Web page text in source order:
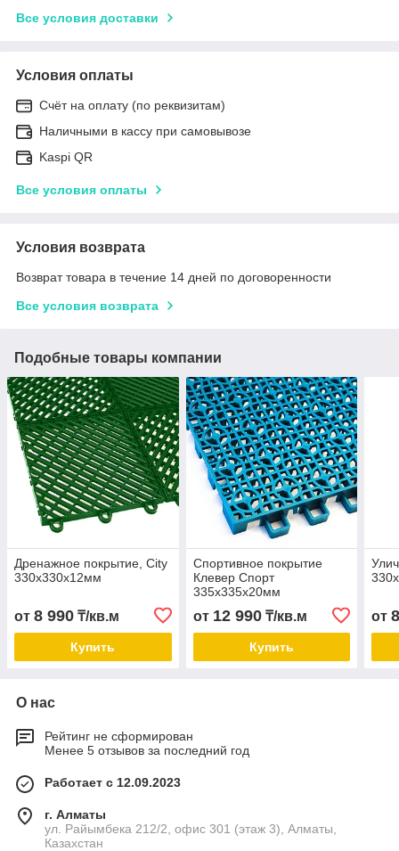
Все условия доставки
Условия оплаты
Счёт на оплату (по реквизитам)
Наличными в кассу при самовывозе
Kaspi QR
Все условия оплаты
Условия возврата
Возврат товара в течение 14 дней по договоренности
Все условия возврата
Подобные товары компании
Дренажное покрытие, City
330х330х12мм
от 8 990 ₸/кв.м
Купить
Спортивное покрытие
Клевер Спорт
335х335х20мм
от 12 990₸/кв.м
Купить
от
О нас
Рейтинг не сформирован
Менее 5 отзывов за последний год
Работает с 12.09.2023
г. Алматы
ул. Райымбека 212/2, офис 301 (этаж 3), Алматы,
Казахстан